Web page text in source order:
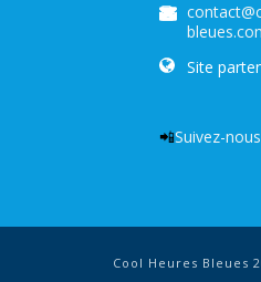
Site
📲Suivez-
Cool Heures Bleues